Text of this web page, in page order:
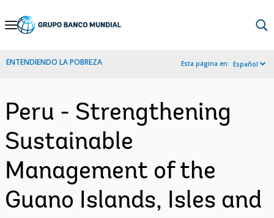
Skip
Navigation
ENTENDIENDO LA POBREZA Esta página en: Español
Peru - Strengthening
Sustainable
Management of the
Guano Islands, Isles and